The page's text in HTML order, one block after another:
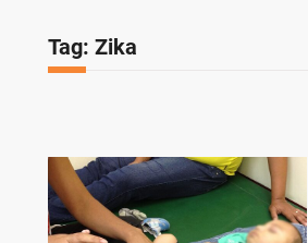
Tag: Zika